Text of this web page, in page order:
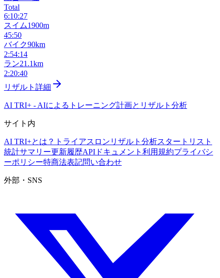
Total
6:10:27
スイム1900m
45:50
バイク90km
2:54:14
ラン21.1km
2:20:40
リザルト詳細
AI TRI+ - AIによるトレーニング計画とリザルト分析
サイト内
AI TRI+とは？ トライアスロンリザルト分析スタートリスト
統計サマリー更新履歴APIドキュメント 利用規約プライバシ
ーポリシー特商法表記問い合わせ
外部・SNS